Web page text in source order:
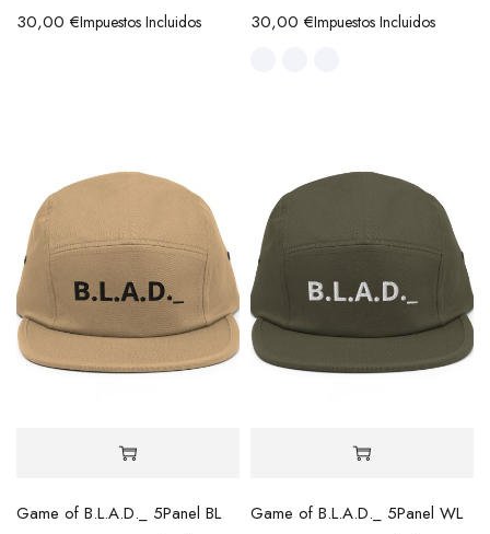
30,00 €Impuestos Incluidos
30,00 €Impuestos Incluidos
Game of B.L.A.D._ 5Panel BL
Game of B.L.A.D._ 5Panel WL